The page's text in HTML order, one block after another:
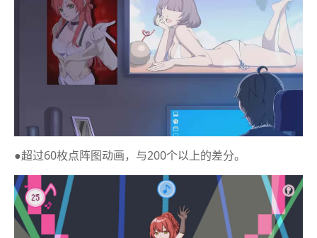
●超过60枚点阵图动画，与200个以上的差分。